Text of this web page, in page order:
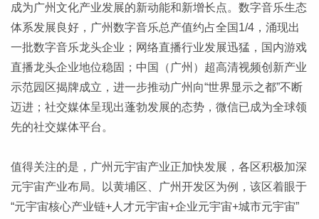
成为广州文化产业发展的新动能和新增长点。数字音乐生态
体系发展良好，广州数字音乐总产值约占全国1/4，涌现出
一批数字音乐龙头企业；网络直播行业发展迅猛，国内游戏
直播龙头企业地位稳固；中国（广州）超高清视频创新产业
示范园区揭牌成立，进一步推动广州向“世界显示之都”不断
迈进；社交媒体呈现出蓬勃发展的态势，微信已成为全球领
先的社交媒体平台。
值得关注的是，广州元宇宙产业正加快发展，各区积极加深
元宇宙产业布局。以黄埔区、广州开发区为例，该区着眼于
“元宇宙核心产业链+人才元宇宙+企业元宇宙+城市元宇宙”